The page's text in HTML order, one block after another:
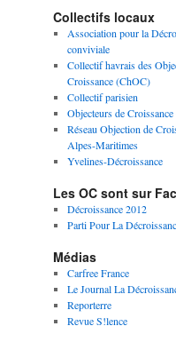
Collectifs locaux
Association pour la
conviviale
Collectif havrais des
Croissance (ChOC)
Collectif parisien
Objecteurs de Croissance
Réseau Objection de
Alpes-Maritimes
Yvelines-Décroissance
Les OC sont sur
Décroissance 2012
Parti Pour La
Médias
Carfree France
Le Journal La
Reporterre
Revue S!lence